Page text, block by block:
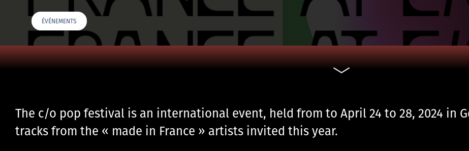
ÉVÉNEMENTS
The c/o pop festival is an international event, held from to April 24 to 28, 2024 in
tracks from the « made in France » artists invited this year.